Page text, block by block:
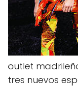
outlet
tres nuevos